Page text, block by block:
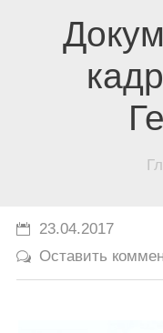
23.04.2017
Оставить